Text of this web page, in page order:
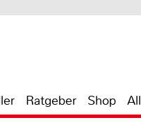
Ratgeber Shop